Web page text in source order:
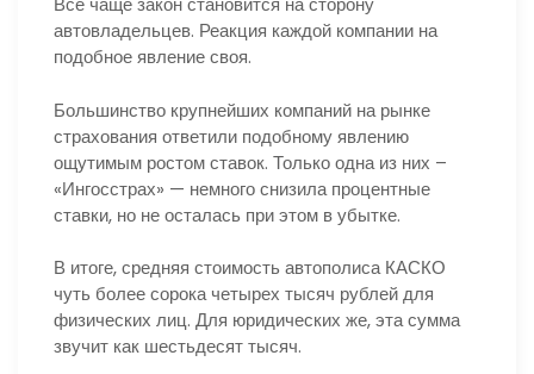
автовладельцев. Реакция каждой компании на
подобное явление своя.
Большинство крупнейших компаний на рынке
страхования ответили подобному явлению
ощутимым ростом ставок. Только одна из них –
«Ингосстрах» — немного снизила процентные
ставки, но не осталась при этом в убытке.
В итоге, средняя стоимость автополиса КАСКО
чуть более сорока четырех тысяч рублей для
физических лиц. Для юридических же, эта сумма
звучит как шестьдесят тысяч.